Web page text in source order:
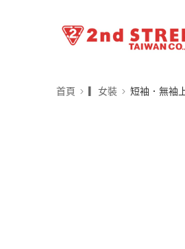
首頁 ▎女裝 短袖．無袖